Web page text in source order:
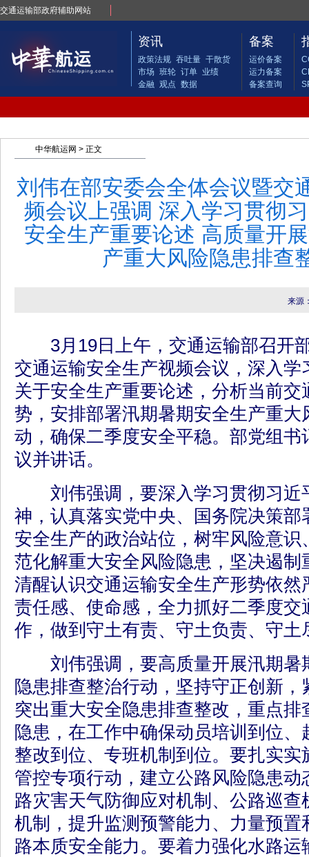
交通运输部政府辅助网站
资讯
政策法规 吞吐量 干散货
市场 班轮 订单 业绩
金融 观点 数据
备案
运价备案
运力备案
备案查询
中华航运网 > 正文
刘伟在部安委会全体会议暨交
频会议上强调 深入学习贯彻
安全生产重要论述 高质量开
产重大风险隐患排查
来源
3月19日上午，交通运输部召开
交通运输安全生产视频会议，深入学
关于安全生产重要论述，分析当前交
势，安排部署汛期暑期安全生产重大
动，确保二季度安全平稳。部党组书
议并讲话。
刘伟强调，要深入学习贯彻习近
神，认真落实党中央、国务院决策部
安全生产的政治站位，树牢风险意
范化解重大安全风险隐患，坚决遏制
清醒认识交通运输安全生产形势依然
责任感、使命感，全力抓好二季度交
作，做到守土有责、守土负责、守土
刘伟强调，要高质量开展汛期暑
隐患排查整治行动，坚持守正创新
突出重大安全隐患排查整改，重点排
隐患，在工作中确保动员培训到位
整改到位、专班机制到位。要扎实
管控专项行动，建立公路风险隐患
路灾害天气防御应对机制、公路巡
机制，提升监测预警能力、力量预置
路本质安全能力。要着力强化水路